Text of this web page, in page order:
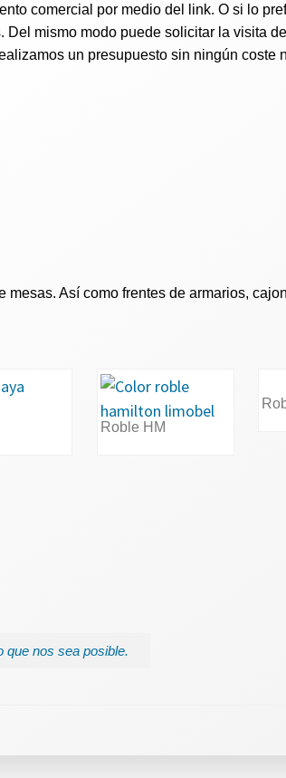
comercial por medio del link. O si lo
mismo modo puede solicitar la visita
un presupuesto sin ningún coste
Así como frentes de armarios,
Roble HM
que nos sea posible.